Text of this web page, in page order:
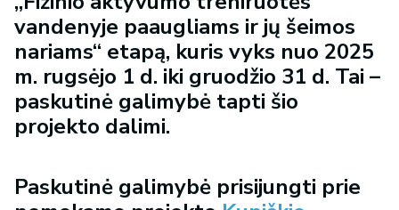
vandenyje paaugliams ir jų šeimos
nariams“ etapą, kuris vyks nuo 2025
m. rugsėjo 1 d. iki gruodžio 31 d. Tai –
paskutinė galimybė tapti šio
projekto dalimi.
Paskutinė galimybė prisijungti prie